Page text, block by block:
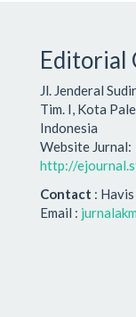
Editorial
Jl. Jenderal
Tim. I, Kota
Indonesia
Website Jurnal:
http://
Contact :
Email :